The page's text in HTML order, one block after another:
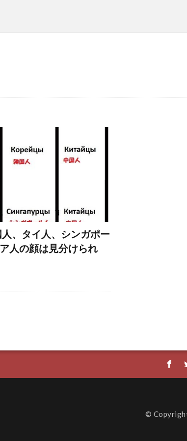
、タイ人、シンガポー
人の顔は見分けられ
©